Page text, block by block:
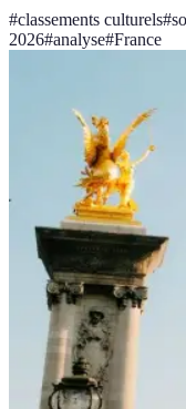
#classements culturels#
2026#analyse#France